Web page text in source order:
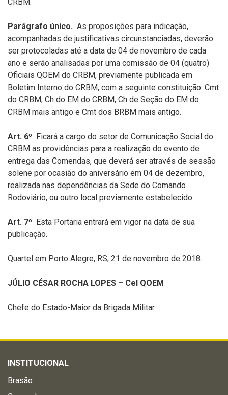
Parágrafo único. As proposições para indicação,
acompanhadas de justificativas circunstanciadas, deverão
ser protocoladas até a data de 04 de novembro de cada
ano e serão analisadas por uma comissão de 04 (quatro)
Oficiais QOEM do CRBM, previamente publicada em
Boletim Interno do CRBM, com a seguinte constituição: Cmt
do CRBM, Ch do EM do CRBM, Ch de Seção do EM do
CRBM mais antigo e Cmt dos BRBM mais antigo.
Art. 6º Ficará a cargo do setor de Comunicação Social do
CRBM as providências para a realização do evento de
entrega das Comendas, que deverá ser através de sessão
solene por ocasião do aniversário em 04 de dezembro,
realizada nas dependências da Sede do Comando
Rodoviário, ou outro local previamente estabelecido.
Art. 7º Esta Portaria entrará em vigor na data de sua
publicação.
Quartel em Porto Alegre, RS, 21 de novembro de 2018.
JÚLIO CÉSAR ROCHA LOPES – Cel QOEM
Chefe do Estado-Maior da Brigada Militar
INSTITUCIONAL
Brasão